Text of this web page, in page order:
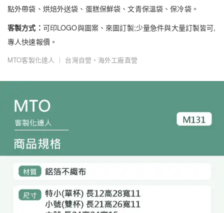
點外帶袋、烘焙外送袋、蛋糕保鮮袋、文青保溫袋、保冷袋。
客製方式： 可印LOGO與圖案、來圖訂製;少量急件與大量訂製皆可,
專人快速報價。
MTO客製化達人 ｜ 台灣自營・海外工廠直營